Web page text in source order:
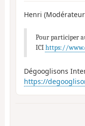
Henri
Pour participer
ICIhttps://
Dégooglisons
https://